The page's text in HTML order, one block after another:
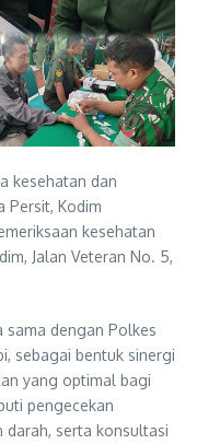
kesehatan dan
Persit, Kodim
kesehatan
Jalan Veteran No. 5,
dengan Polkes
sebagai bentuk sinergi
yang optimal bagi
pengecekan
darah, serta konsultasi